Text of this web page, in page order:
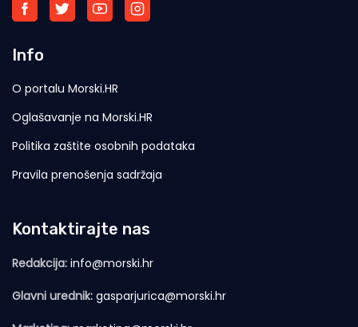
Info
O portalu Morski.HR
Oglašavanje na Morski.HR
Politika zaštite osobnih podataka
Pravila prenošenja sadržaja
Kontaktirajte nas
Redakcija: info@morski.hr
Glavni urednik: gasparjurica@morski.hr